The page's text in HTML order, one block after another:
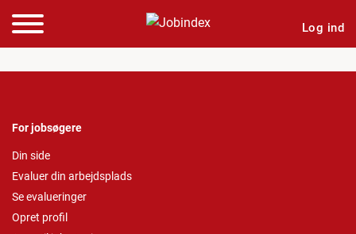
Log ind
For jobsøgere
Din side
Evaluer din arbejdsplads
Se evalueringer
Opret profil